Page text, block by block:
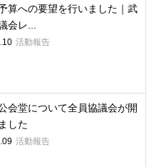
算への要望を行いました｜武
会レ...
活動報告
会堂について全員協議会が開
した
活動報告